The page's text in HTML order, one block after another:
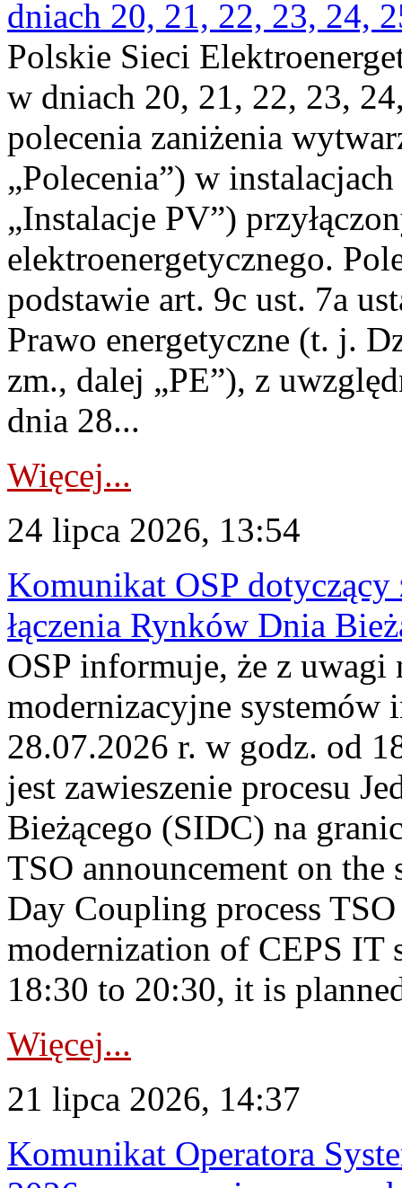
dniach 20, 21, 22, 23, 24,
Polskie Sieci
w dniach 20, 21, 22, 23,
polecenia zaniżenia
„Polecenia”) w
„Instalacje PV”)
elektroenergetycznego.
podstawie art. 9c ust. 7a
Prawo energetyczne (t. j.
zm., dalej „PE”), z
dnia 28...
Więcej...
24 lipca 2026, 13:54
Komunikat OSP dotyczący
łączenia Rynków Dnia
OSP informuje, że z uwagi
modernizacyjne
28.07.2026 r. w godz. od
jest zawieszenie procesu
Bieżącego (SIDC) na
TSO announcement on
Day Coupling process
modernization of CEPS IT
18:30 to 20:30, it is
Więcej...
21 lipca 2026, 14:37
Komunikat Operatora